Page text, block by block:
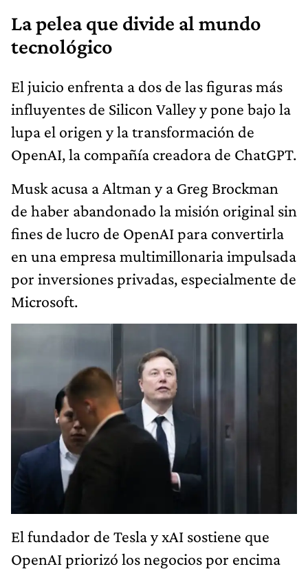
La pelea que divide al mundo
tecnológico
El juicio enfrenta a dos de las figuras más
influyentes de Silicon Valley y pone bajo la
lupa el origen y la transformación de
OpenAI, la compañía creadora de ChatGPT.
Musk acusa a Altman y a Greg Brockman
de haber abandonado la misión original sin
fines de lucro de OpenAI para convertirla
en una empresa multimillonaria impulsada
por inversiones privadas, especialmente de
Microsoft.
El fundador de Tesla y xAI sostiene que
OpenAI priorizó los negocios por encima